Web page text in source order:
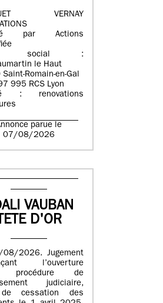
VERNAY
par Actions
social :
le Haut
Romain-en-Gal
995 RCS Lyon
: renovations
parue le
07/08/2026
VAUBAN
TETE D'OR
2026. Jugement
l’ouverture
procédure de
judiciaire,
cessation des